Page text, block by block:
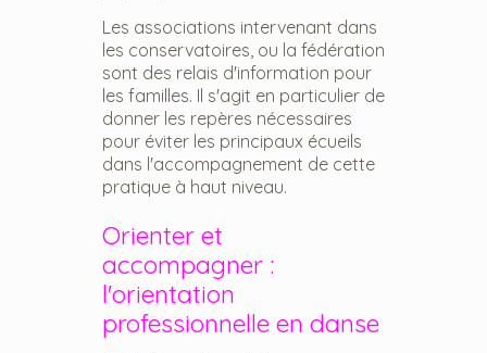
Les associations intervenant dans
les conservatoires, ou la fédération
sont des relais d'information pour
les familles. Il s'agit en particulier de
donner les repères nécessaires
pour éviter les principaux écueils
dans l'accompagnement de cette
pratique à haut niveau.
Orienter et
accompagner :
l'orientation
professionnelle en danse